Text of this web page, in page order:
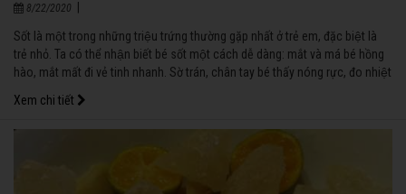
8/22/2020
Sốt là một trong những triệu trứng thường gặp nhất ở trẻ em, đặc biệt là
trẻ nhỏ. Ta có thể nhận biết bé sốt một cách dễ dàng: mắt và má bé hồng
hào, mắt mất đi vẻ tinh nhanh. Sờ trán, chân tay bé thấy nóng rực, đo nhiệt
độ cơ thể bé cho phép ta xác định và đánh giá mức độ sốt.
Xem chi tiết